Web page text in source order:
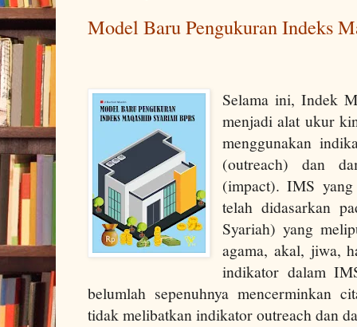
Model Baru Pengukuran Indeks
Selama ini, Indek
menjadi alat ukur
menggunakan
(outreach) dan
(impact). IMS
telah didasarkan
Syariah) yang
agama, akal, jiwa,
indikator dalam
belumlah sepenuhnya mencerminkan
tidak melibatkan indikator outreach dan